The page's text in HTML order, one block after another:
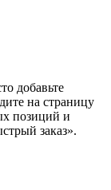
добавьте
на страницу
позиций и
заказ».